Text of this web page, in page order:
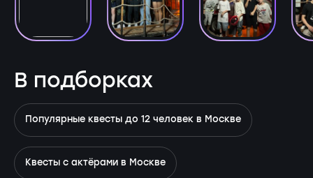
В подборках
Популярные квесты до 12 человек в Москве
Квесты с актёрами в Москве